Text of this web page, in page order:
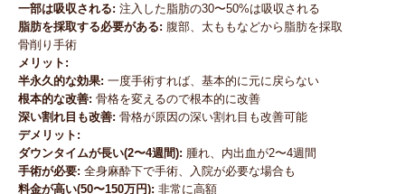
一部は吸収される: 注入した脂肪の30〜50%は吸収される
脂肪を採取する必要がある: 腹部、太ももなどから脂肪を採取
骨削り手術
メリット:
半永久的な効果: 一度手術すれば、基本的に元に戻らない
根本的な改善: 骨格を変えるので根本的に改善
深い割れ目も改善: 骨格が原因の深い割れ目も改善可能
デメリット:
ダウンタイムが長い(2〜4週間): 腫れ、内出血が2〜4週間
手術が必要: 全身麻酔下で手術、入院が必要な場合も
料金が高い(50〜150万円): 非常に高額